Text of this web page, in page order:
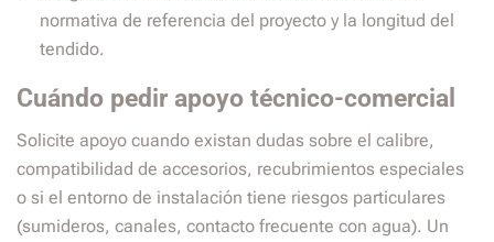
normativa de referencia del proyecto y la longitud del
tendido.
Cuándo pedir apoyo técnico-comercial
Solicite apoyo cuando existan dudas sobre el calibre,
compatibilidad de accesorios, recubrimientos especiales
o si el entorno de instalación tiene riesgos particulares
(sumideros, canales, contacto frecuente con agua). Un